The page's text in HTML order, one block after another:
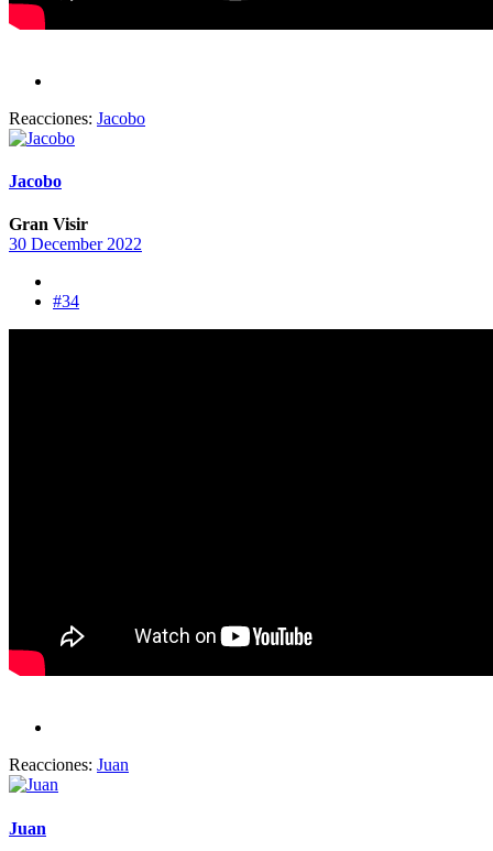
Reacciones: Jacobo
Jacobo
Gran Visir
30 December 2022
#34
Reacciones: Juan
Juan